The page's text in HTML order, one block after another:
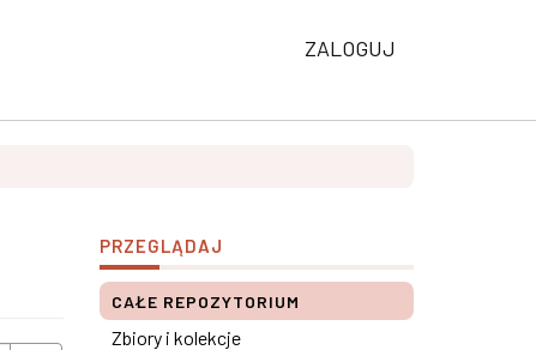
ZALOGUJ
PRZEGLĄDAJ
CAŁE REPOZYTORIUM
Zbiory i kolekcje